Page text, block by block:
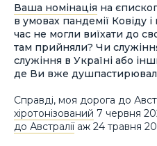
Ваша номінація на
в умовах пандемії Ковіду
час не могли виїхати до
там прийняли? Чи
служіння в Україні або
де Ви вже
Справді, моя дорога до
хіротонізований 7 червня
до Австраліїаж 24 травня